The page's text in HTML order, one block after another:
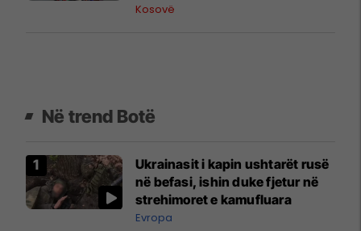
Kosovë
Në trend Botë
Ukrainasit i kapin ushtarët rusë
në befasi, ishin duke fjetur në
strehimoret e kamufluara
Evropa